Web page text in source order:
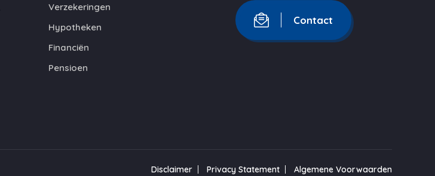
Verzekeringen
Hypotheken
Financiën
Pensioen
Contact
Disclaimer Privacy Statement Algemene Voorwaarden